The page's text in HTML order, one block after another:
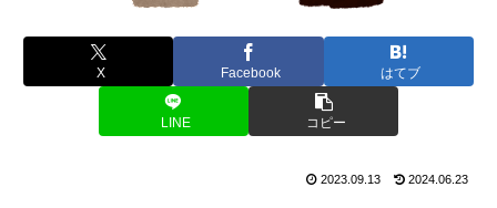
X Facebook はてブ
LINE コピー
2023.09.13 2024.06.23